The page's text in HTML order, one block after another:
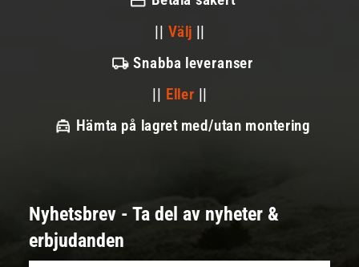
|| Välj ||
Snabba leveranser
|| Eller ||
Hämta på lagret med/utan montering
Nyhetsbrev - Ta del av nyheter &
erbjudanden